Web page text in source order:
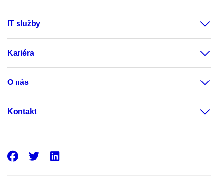
IT služby
Kariéra
O nás
Kontakt
Facebook
Twitter